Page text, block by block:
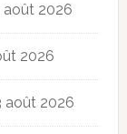
août 2026
2026
août 2026